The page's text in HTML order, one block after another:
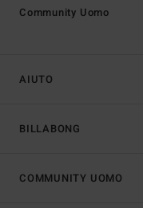
AIUTO
BILLABONG
Community Uomo
COMMUNITY UOMO